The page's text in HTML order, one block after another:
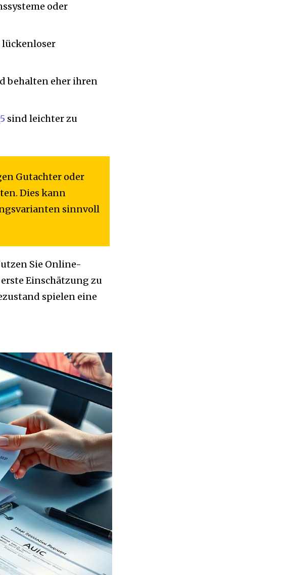
oder
behalten eher ihren
sind leichter zu
Gutachter oder
Dies kann
sinnvoll
Sie Online-
Einschätzung zu
spielen eine